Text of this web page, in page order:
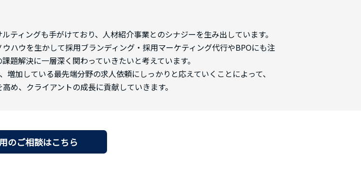
ティングも手がけており、人材紹介事業とのシナジーを生み出しています。
ハウを生かして採用ブランディング・採用マーケティング代行やBPOにも注
題解決に一層深く関わっていきたいと考えています。
増加している最先端分野の求人依頼にしっかりと応えていくことによって、
め、クライアントの成長に貢献していきます。
のご相談はこちら